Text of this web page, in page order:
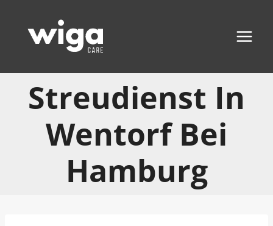
Inhalt
springen
Streudienst In
Wentorf Bei
Hamburg